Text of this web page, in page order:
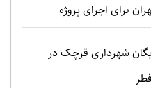
برای اجرای پروژه
شهرداری قرچک در